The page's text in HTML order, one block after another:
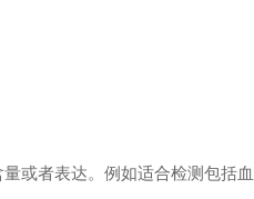
或者表达。例如适合检测包括